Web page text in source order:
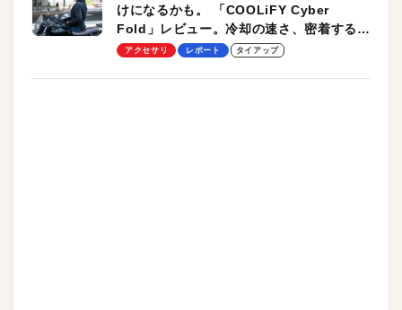
けになるかも。 「COOLiFY Cyber
Fold」レビュー。冷却の速さ、密着する冷
却プレート、シンプルな操作性がグッド！
アクセサリ レポート タイアップ